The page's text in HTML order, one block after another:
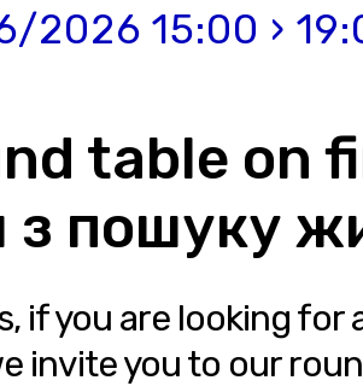
2026 15:00 ›
table on
з пошуку
if you are looking
invite you to our